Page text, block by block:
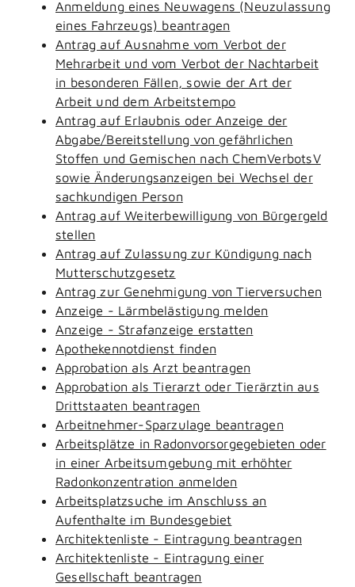
Anmeldung eines Neuwagens (Neuzulassung
eines Fahrzeugs) beantragen
Antrag auf Ausnahme vom Verbot der
Mehrarbeit und vom Verbot der Nachtarbeit
in besonderen Fällen, sowie der Art der
Arbeit und dem Arbeitstempo
Antrag auf Erlaubnis oder Anzeige der
Abgabe/Bereitstellung von gefährlichen
Stoffen und Gemischen nach ChemVerbotsV
sowie Änderungsanzeigen bei Wechsel der
sachkundigen Person
Antrag auf Weiterbewilligung von Bürgergeld
stellen
Antrag auf Zulassung zur Kündigung nach
Mutterschutzgesetz
Antrag zur Genehmigung von Tierversuchen
Anzeige - Lärmbelästigung melden
Anzeige - Strafanzeige erstatten
Apothekennotdienst finden
Approbation als Arzt beantragen
Approbation als Tierarzt oder Tierärztin aus
Drittstaaten beantragen
Arbeitnehmer-Sparzulage beantragen
Arbeitsplätze in Radonvorsorgegebieten oder
in einer Arbeitsumgebung mit erhöhter
Radonkonzentration anmelden
Arbeitsplatzsuche im Anschluss an
Aufenthalte im Bundesgebiet
Architektenliste - Eintragung beantragen
Architektenliste - Eintragung einer
Gesellschaft beantragen